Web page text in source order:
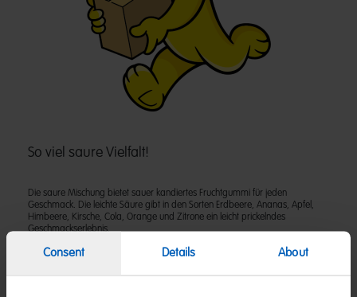
Consent Details About
So viel saure Vielfalt!
Die saure Mischung bietet sauer kandiertes Fruchtgummi für jeden
Geschmack. Die leichte Säure gibt in den Sorten Erdbeere, Ananas, Apfel,
Himbeere, Kirsche, Cola, Orange und Zitrone ein leicht prickelndes
Geschmackserlebnis.
Zutaten